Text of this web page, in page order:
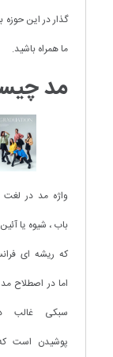
گذار در این حوزه
ما همراه باشید.
مد
واژه مد در لغت
باب ، شیوه یا
که ریشه ای
اما در اصطلاح
سبکی غالب
پوشیدن است